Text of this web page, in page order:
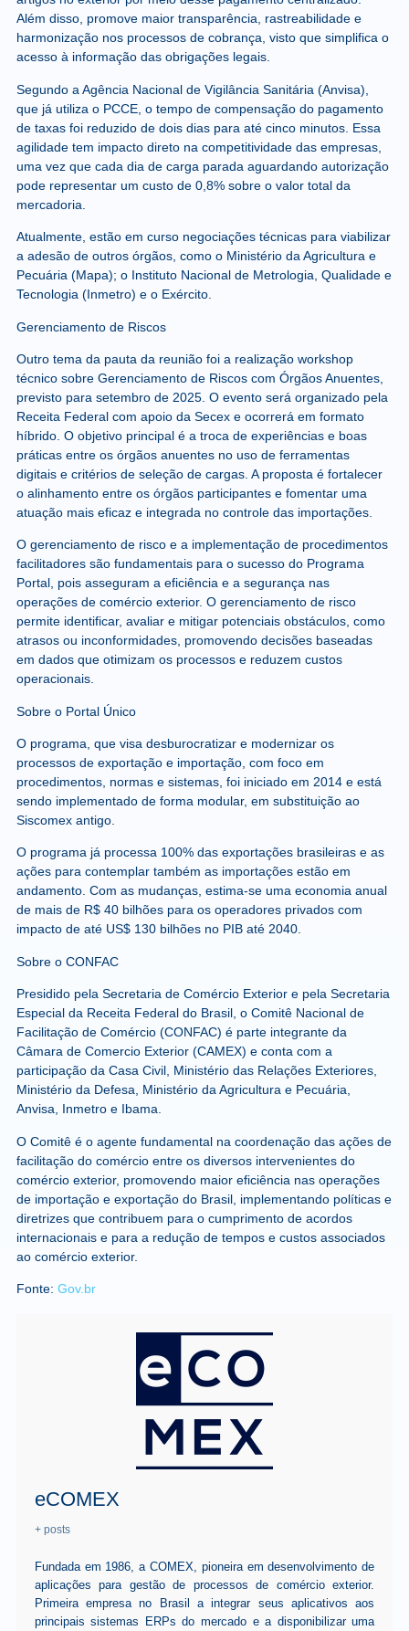
Além disso, promove maior transparência, rastreabilidade e
harmonização nos processos de cobrança, visto que simplifica o
acesso à informação das obrigações legais.
Segundo a Agência Nacional de Vigilância Sanitária (Anvisa),
que já utiliza o PCCE, o tempo de compensação do pagamento
de taxas foi reduzido de dois dias para até cinco minutos. Essa
agilidade tem impacto direto na competitividade das empresas,
uma vez que cada dia de carga parada aguardando autorização
pode representar um custo de 0,8% sobre o valor total da
mercadoria.
Atualmente, estão em curso negociações técnicas para viabilizar
a adesão de outros órgãos, como o Ministério da Agricultura e
Pecuária (Mapa); o Instituto Nacional de Metrologia, Qualidade e
Tecnologia (Inmetro) e o Exército.
Gerenciamento de Riscos
Outro tema da pauta da reunião foi a realização workshop
técnico sobre Gerenciamento de Riscos com Órgãos Anuentes,
previsto para setembro de 2025. O evento será organizado pela
Receita Federal com apoio da Secex e ocorrerá em formato
híbrido. O objetivo principal é a troca de experiências e boas
práticas entre os órgãos anuentes no uso de ferramentas
digitais e critérios de seleção de cargas. A proposta é fortalecer
o alinhamento entre os órgãos participantes e fomentar uma
atuação mais eficaz e integrada no controle das importações.
O gerenciamento de risco e a implementação de procedimentos
facilitadores são fundamentais para o sucesso do Programa
Portal, pois asseguram a eficiência e a segurança nas
operações de comércio exterior. O gerenciamento de risco
permite identificar, avaliar e mitigar potenciais obstáculos, como
atrasos ou inconformidades, promovendo decisões baseadas
em dados que otimizam os processos e reduzem custos
operacionais.
Sobre o Portal Único
O programa, que visa desburocratizar e modernizar os
processos de exportação e importação, com foco em
procedimentos, normas e sistemas, foi iniciado em 2014 e está
sendo implementado de forma modular, em substituição ao
Siscomex antigo.
O programa já processa 100% das exportações brasileiras e as
ações para contemplar também as importações estão em
andamento. Com as mudanças, estima-se uma economia anual
de mais de R$ 40 bilhões para os operadores privados com
impacto de até US$ 130 bilhões no PIB até 2040.
Sobre o CONFAC
Presidido pela Secretaria de Comércio Exterior e pela Secretaria
Especial da Receita Federal do Brasil, o Comitê Nacional de
Facilitação de Comércio (CONFAC) é parte integrante da
Câmara de Comercio Exterior (CAMEX) e conta com a
participação da Casa Civil, Ministério das Relações Exteriores,
Ministério da Defesa, Ministério da Agricultura e Pecuária,
Anvisa, Inmetro e Ibama.
O Comitê é o agente fundamental na coordenação das ações de
facilitação do comércio entre os diversos intervenientes do
comércio exterior, promovendo maior eficiência nas operações
de importação e exportação do Brasil, implementando políticas e
diretrizes que contribuem para o cumprimento de acordos
internacionais e para a redução de tempos e custos associados
ao comércio exterior.
Fonte: Gov.br
eCOMEX
+ posts
Fundada em 1986, a COMEX, pioneira em desenvolvimento de
aplicações para gestão de processos de comércio exterior.
Primeira empresa no Brasil a integrar seus aplicativos aos
principais sistemas ERPs do mercado e a disponibilizar uma